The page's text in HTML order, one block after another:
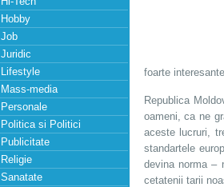
Hobby
Job
Juridic
Lifestyle
Mass-media
Personale
Politica si Politici
Publicitate
Religie
Sanatate
foarte
Republica
oameni, ca ne
aceste lucruri,
standartele
devina norma –
cetatenii tarii